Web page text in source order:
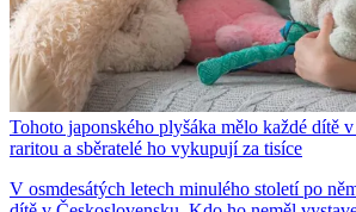
Tohoto japonského plyšáka mělo každé dítě
raritou a sběratelé ho vykupují za tisíce
V osmdesátých letech minulého století po